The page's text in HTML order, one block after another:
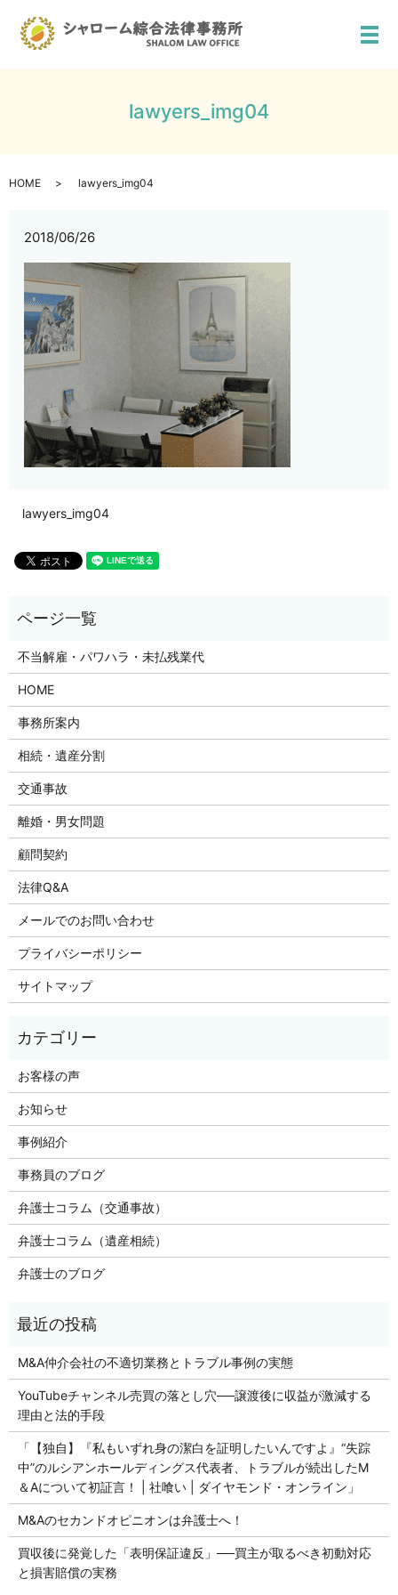
メ
lawyers_img04
HOME lawyers_img04
2018/06/26
lawyers_img04
不当解雇・パワハラ・未払残業代
HOME
事務所案内
相続・遺産分割
交通事故
離婚・男女問題
顧問契約
法律Q&A
メールでのお問い合わせ
プライバシーポリシー
サイトマップ
お客様の声
お知らせ
事例紹介
事務員のブログ
弁護士コラム（交通事故）
弁護士コラム（遺産相続）
弁護士のブログ
M&A仲介会社の不適切業務とトラブル事例の実態
YouTubeチャンネル売買の落とし穴──譲渡後に収益が激減する
理由と法的手段
「【独自】『私もいずれ身の潔白を証明したいんですよ』“失踪
中”のルシアンホールディングス代表者、トラブルが続出したM
＆Aについて初証言！ | 社喰い | ダイヤモンド・オンライン」
M&Aのセカンドオピニオンは弁護士へ！
買収後に発覚した「表明保証違反」──買主が取るべき初動対応
と損害賠償の実務